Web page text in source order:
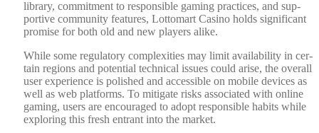
library, com­mit­ment to respon­si­ble gam­ing prac­tices, and sup­
port­ive com­mu­ni­ty fea­tures, Lot­tomart Casi­no holds sig­nif­i­cant
promise for both old and new play­ers alike.
While some reg­u­la­to­ry com­plex­i­ties may lim­it avail­abil­i­ty in cer­
tain regions and poten­tial tech­ni­cal issues could arise, the over­all
user expe­ri­ence is pol­ished and acces­si­ble on mobile devices as
well as web plat­forms. To mit­i­gate risks asso­ci­at­ed with online
gam­ing, users are encour­aged to adopt respon­si­ble habits while
explor­ing this fresh entrant into the mar­ket.